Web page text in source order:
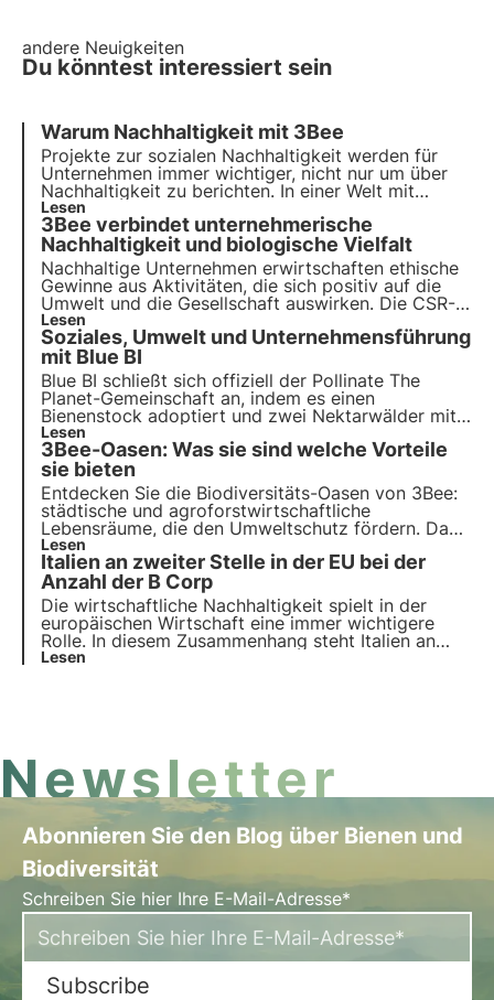
andere Neuigkeiten
Du könntest interessiert sein
Warum Nachhaltigkeit mit 3Bee
Projekte zur sozialen Nachhaltigkeit werden für
Unternehmen immer wichtiger, nicht nur um über
Nachhaltigkeit zu berichten. In einer Welt mit
begrenzten Ressourcen und starken Ungleichheiten
fordern immer mehr Akteure die Unternehmen auf,
sich aktiv zu engagieren.
Lesen
3Bee verbindet unternehmerische
Nachhaltigkeit und biologische Vielfalt
Nachhaltige Unternehmen erwirtschaften ethische
Gewinne aus Aktivitäten, die sich positiv auf die
Umwelt und die Gesellschaft auswirken. Die CSR-
Projekte von 3Bee regenerieren die Artenvielfalt.
Finden Sie heraus, wie Sie (mehr) nachhaltig sein
können und wie Sie die biologische Vielfalt durch
die Einbeziehung Ihrer Mitarbeiter schützen
können.
Lesen
Soziales, Umwelt und Unternehmensführung
mit Blue BI
Blue BI schließt sich offiziell der Pollinate The
Planet-Gemeinschaft an, indem es einen
Bienenstock adoptiert und zwei Nektarwälder mit
bis zu 200 Honigbäumen anpflanzt. Dies ist ein
konkretes Beispiel für unternehmerische
Nachhaltigkeit und die Regeneration der
biologischen Vielfalt.
Lesen
3Bee-Oasen: Was sie sind welche Vorteile
sie bieten
Entdecken Sie die Biodiversitäts-Oasen von 3Bee:
städtische und agroforstwirtschaftliche
Lebensräume, die den Umweltschutz fördern. Dank
der 3Bee-Technologie verbinden die Oasen Natur
und Wirtschaft und bieten eine Reihe von Vorteilen.
Schließen Sie sich dem Wandel an und übernehmen
Sie eine Oase.
Lesen
Italien an zweiter Stelle in der EU bei der
Anzahl der B Corp
Die wirtschaftliche Nachhaltigkeit spielt in der
europäischen Wirtschaft eine immer wichtigere
Rolle. In diesem Zusammenhang steht Italien an
zweiter Stelle, wenn es um die Anzahl der
Lesen
Newsletter
Abonnieren Sie den Blog über Bienen und
Biodiversität
Schreiben Sie hier Ihre E-Mail-Adresse*
Subscribe